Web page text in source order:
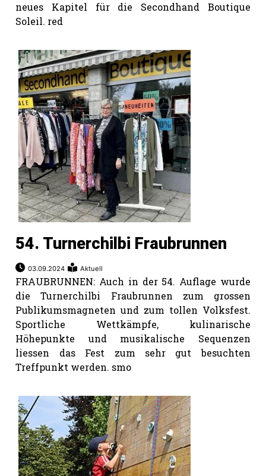
neues Kapitel für die Secondhand Boutique
Soleil. red
54. Turnerchilbi Fraubrunnen
03.09.2024 Aktuell
FRAUBRUNNEN: Auch in der 54. Auflage wurde
die Turnerchilbi Fraubrunnen zum grossen
Publikumsmagneten und zum tollen Volksfest.
Sportliche Wettkämpfe, kulinarische
Höhepunkte und musikalische Sequenzen
liessen das Fest zum sehr gut besuchten
Treffpunkt werden. smo